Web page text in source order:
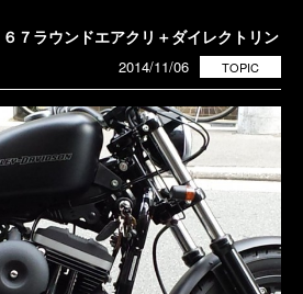
ラウンドエアクリ＋ダイレクトリン
TOPIC
2014/11/06